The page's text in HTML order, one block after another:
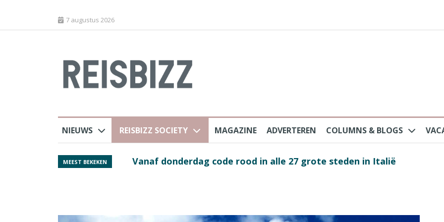
7 augustus 2026
NIEUWS REISBIZZ SOCIETY MAGAZINE ADVERTEREN COLUMNS & BLOGS
MEEST BEKEKEN
Spaans verkeersbureau na protesten massatoerisme: ‘Nederlandse